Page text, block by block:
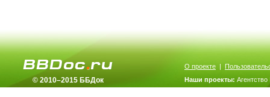
© 2010–2015 ББДок
О проекте |
Наши проекты: